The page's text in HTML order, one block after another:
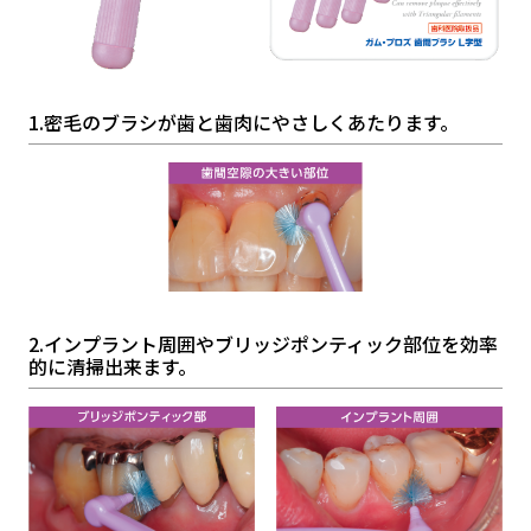
1.密毛のブラシが歯と歯肉にやさしくあたります。
2.インプラント周囲やブリッジポンティック部位を効率
的に清掃出来ます。